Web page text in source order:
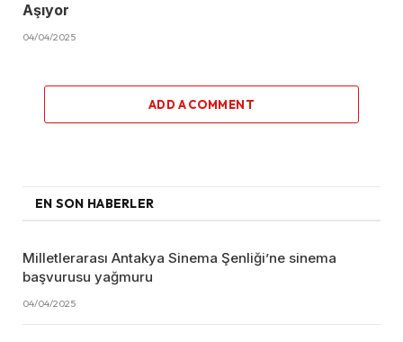
Aşıyor
04/04/2025
ADD A COMMENT
EN SON HABERLER
Milletlerarası Antakya Sinema Şenliği’ne sinema
başvurusu yağmuru
04/04/2025